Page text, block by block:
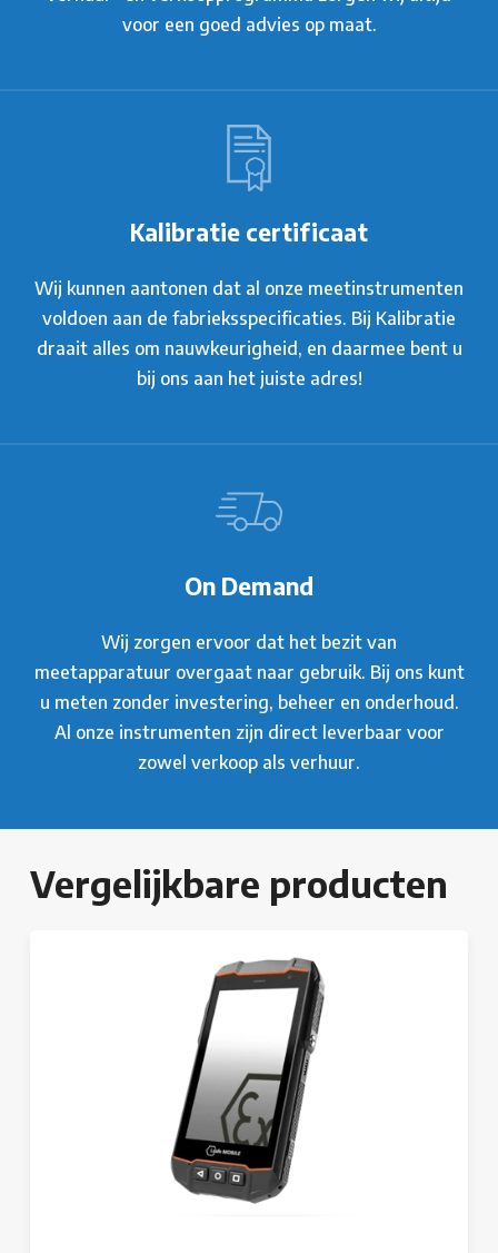
voor een goed advies op maat.
Kalibratie certificaat
Wij kunnen aantonen dat al onze meetinstrumenten
voldoen aan de fabrieksspecificaties. Bij Kalibratie
draait alles om nauwkeurigheid, en daarmee bent u
bij ons aan het juiste adres!
On Demand
Wij zorgen ervoor dat het bezit van
meetapparatuur overgaat naar gebruik. Bij ons kunt
u meten zonder investering, beheer en onderhoud.
Al onze instrumenten zijn direct leverbaar voor
zowel verkoop als verhuur.
Vergelijkbare producten